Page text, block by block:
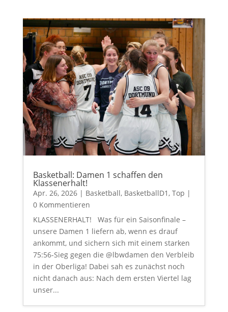
Basketball: Damen 1 schaffen den
Klassenerhalt!
Apr. 26, 2026| Basketball, BasketballD1, Top |
0 Kommentieren
KLASSENERHALT! Was für ein Saisonfinale –
unsere Damen 1 liefern ab, wenn es drauf
ankommt, und sichern sich mit einem starken
75:56-Sieg gegen die @lbwdamen den Verbleib
in der Oberliga! Dabei sah es zunächst noch
nicht danach aus: Nach dem ersten Viertel lag
unser...